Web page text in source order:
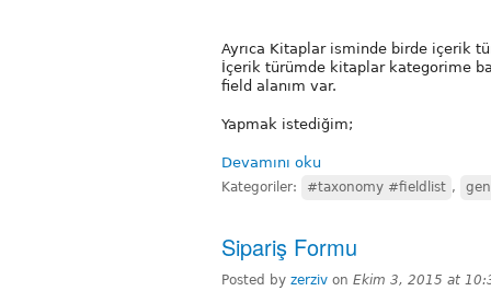
Ayrıca Kitaplar isminde birde içerik
İçerik türümde kitaplar kategorime
field alanım var.
Yapmak istediğim;
Devamını oku
Kategoriler: #taxonomy #fieldlist ,
Sipariş Formu
Posted by zerziv on Ekim 3, 2015 at